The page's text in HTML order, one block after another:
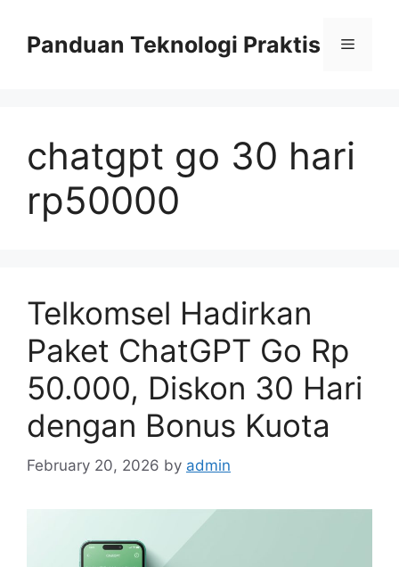
contentPanduan Teknologi Praktis Menu
chatgpt go 30 hari
rp50000
Telkomsel Hadirkan
Paket ChatGPT Go Rp
50.000, Diskon 30 Hari
dengan Bonus Kuota
February 20, 2026 by admin